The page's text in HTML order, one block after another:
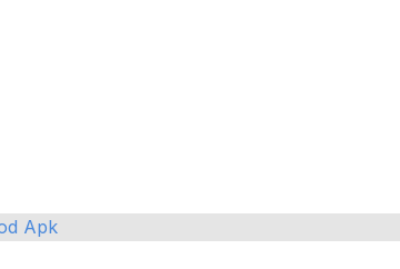
Apk